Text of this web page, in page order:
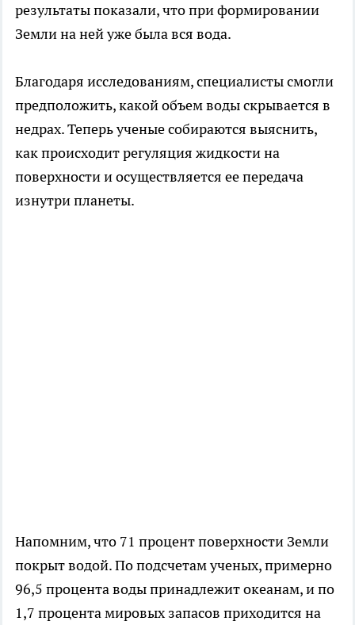
результаты показали, что при формировании
Земли на ней уже была вся вода.
Благодаря исследованиям, специалисты смогли
предположить, какой объем воды скрывается в
недрах. Теперь ученые собираются выяснить,
как происходит регуляция жидкости на
поверхности и осуществляется ее передача
изнутри планеты.
Напомним, что 71 процент поверхности Земли
покрыт водой. По подсчетам ученых, примерно
96,5 процента воды принадлежит океанам, и по
1,7 процента мировых запасов приходится на